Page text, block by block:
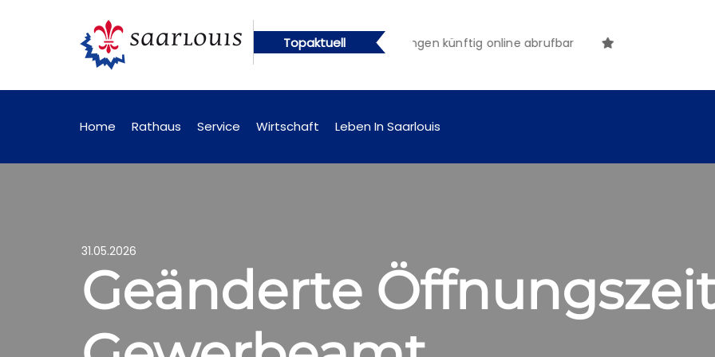
Topaktuell
künftig online abrufbar Öffentliche Bekanntmachungen künftig online abrufbar
Home Rathaus Service Wirtschaft Leben In Saarlouis
31.05.2026
Geänderte